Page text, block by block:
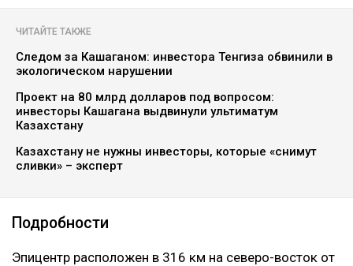
ЧИТАЙТЕ ТАКЖЕ
Следом за Кашаганом: инвестора Тенгиза обвинили в
экологическом нарушении
Проект на 80 млрд долларов под вопросом:
инвесторы Кашагана выдвинули ультиматум
Казахстану
Казахстану не нужны инвесторы, которые «снимут
сливки» – эксперт
Подробности
Эпицентр расположен в 316 км на северо-восток от